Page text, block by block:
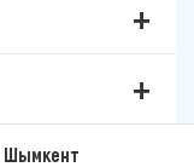
Шымкент